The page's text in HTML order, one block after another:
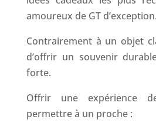
amoureux de GT d’exception.
Contrairement à un objet
d’offrir un souvenir
forte.
Offrir une expérience
permettre à un proche :